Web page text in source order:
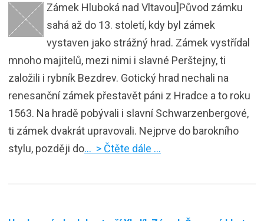
Zámek Hluboká nad Vltavou]Původ zámku
sahá až do 13. století, kdy byl zámek
vystaven jako strážný hrad. Zámek vystřídal
mnoho majitelů, mezi nimi i slavné Perštejny, ti
založili i rybník Bezdrev. Gotický hrad nechali na
renesanční zámek přestavět páni z Hradce a to roku
1563. Na hradě pobývali i slavní Schwarzenbergové,
ti zámek dvakrát upravovali. Nejprve do barokního
stylu, později do… > Čtěte dále …